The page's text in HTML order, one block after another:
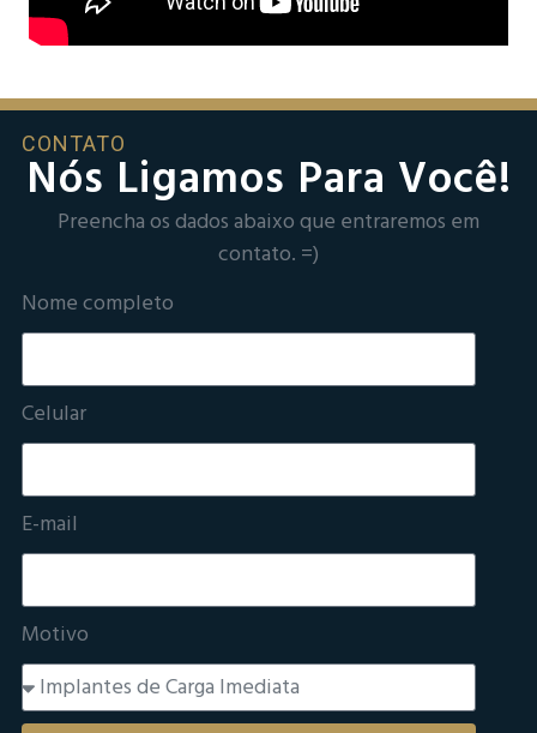
CONTATO
Nós Ligamos Para Você!
Preencha os dados abaixo que entraremos em
contato. =)
Nome completo
Celular
E-mail
Motivo